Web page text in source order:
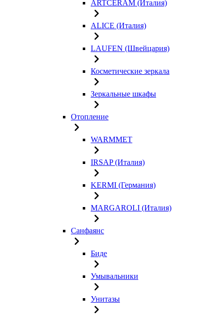
ARTCERAM (Италия)
ALICE (Италия)
LAUFEN (Швейцария)
Косметические зеркала
Зеркальные шкафы
Отопление
WARMMET
IRSAP (Италия)
KERMI (Германия)
MARGAROLI (Италия)
Санфаянс
Биде
Умывальники
Унитазы